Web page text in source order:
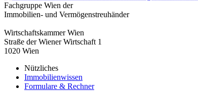
Fachgruppe Wien der
Immobilien- und Vermögenstreuhänder
Wirtschaftskammer Wien
Straße der Wiener Wirtschaft 1
1020 Wien
Nützliches
Immobilienwissen
Formulare & Rechner